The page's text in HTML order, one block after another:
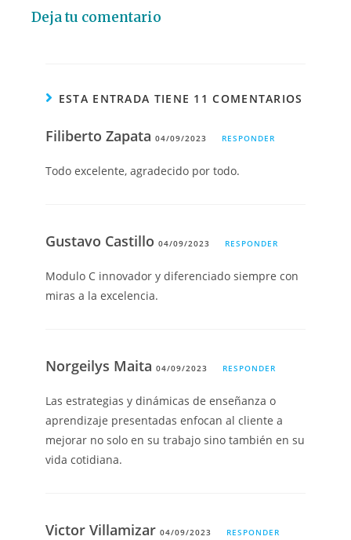
Deja tu comentario
ESTA ENTRADA TIENE 11 COMENTARIOS
Filiberto Zapata04/09/2023 RESPONDER
Todo excelente, agradecido por todo.
Gustavo Castillo04/09/2023 RESPONDER
Modulo C innovador y diferenciado siempre con
miras a la excelencia.
Norgeilys Maita04/09/2023 RESPONDER
Las estrategias y dinámicas de enseñanza o
aprendizaje presentadas enfocan al cliente a
mejorar no solo en su trabajo sino también en su
vida cotidiana.
Victor Villamizar04/09/2023 RESPONDER